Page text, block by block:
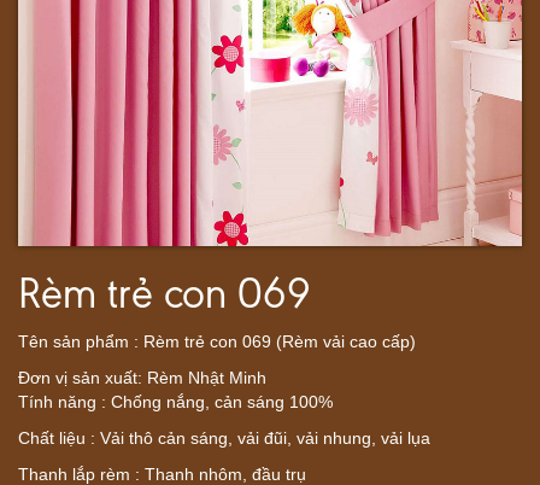
Rèm trẻ con 069
Tên sản phẩm : Rèm trẻ con 069 (Rèm vải cao cấp)
Đơn vị sản xuất: Rèm Nhật Minh
Tính năng : Chống nắng, cản sáng 100%
Chất liệu : Vải thô cản sáng, vải đũi, vải nhung, vải lụa
Thanh lắp rèm : Thanh nhôm, đầu trụ